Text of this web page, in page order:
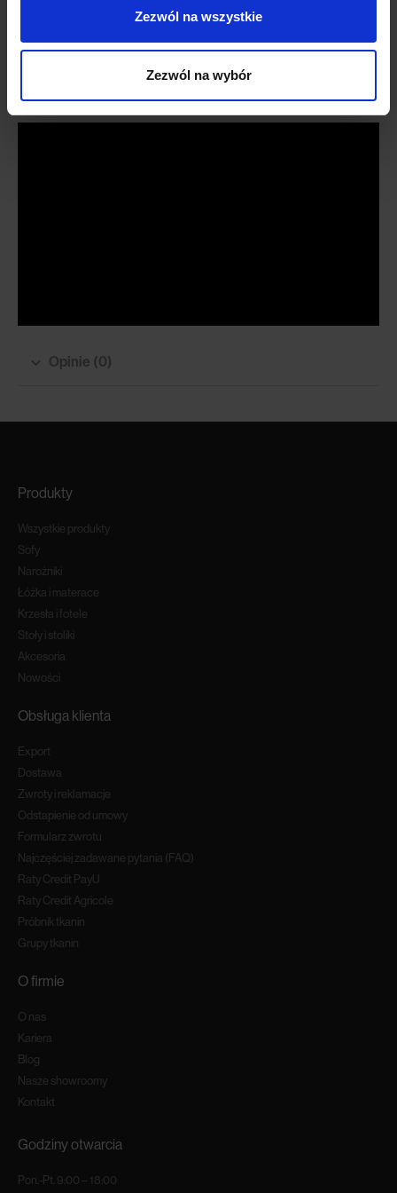
Zezwól na wszystkie
Zezwól na wybór
ochronnej. Dzięki niej płyny nie wnikają w głąb włókien tkaniny, a do
czyszczenia będziesz potrzebować jedynie delikatnie zwilżonej
Opinie (0)
Produkty
Wszystkie produkty
Sofy
Narożniki
Łóżka i materace
Krzesła i fotele
Stoły i stoliki
Akcesoria
Nowości
Obsługa klienta
Export
Dostawa
Zwroty i reklamacje
Odstapienie od umowy
Formularz zwrotu
Najczęściej zadawane pytania (FAQ)
Raty Credit PayU
Raty Credit Agricole
Próbnik tkanin
Grupy tkanin
O firmie
O nas
Kariera
Blog
Nasze showroomy
Kontakt
Godziny otwarcia
Pon.-Pt. 9:00 – 18:00